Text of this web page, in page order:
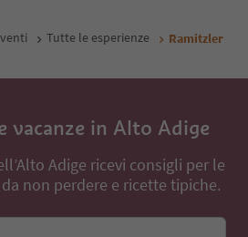
Tutte le esperienze Ramitzler
vacanze in Alto Adige
Adige ricevi consigli per le
non perdere e ricette tipiche.